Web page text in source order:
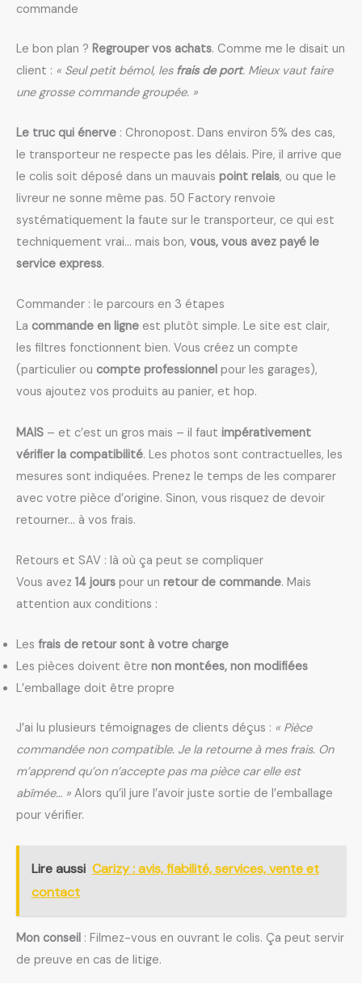
commande
Le bon plan ? Regrouper vos achats. Comme me le disait un
client : « Seul petit bémol, les frais de port. Mieux vaut faire
une grosse commande groupée. »
Le truc qui énerve : Chronopost. Dans environ 5% des cas,
le transporteur ne respecte pas les délais. Pire, il arrive que
le colis soit déposé dans un mauvais point relais, ou que le
livreur ne sonne même pas. 50 Factory renvoie
systématiquement la faute sur le transporteur, ce qui est
techniquement vrai… mais bon, vous, vous avez payé le
service express.
Commander : le parcours en 3 étapes
La commande en ligne est plutôt simple. Le site est clair,
les filtres fonctionnent bien. Vous créez un compte
(particulier ou compte professionnel pour les garages),
vous ajoutez vos produits au panier, et hop.
MAIS – et c’est un gros mais – il faut impérativement
vérifier la compatibilité. Les photos sont contractuelles, les
mesures sont indiquées. Prenez le temps de les comparer
avec votre pièce d’origine. Sinon, vous risquez de devoir
retourner… à vos frais.
Retours et SAV : là où ça peut se compliquer
Vous avez 14 jours pour un retour de commande. Mais
attention aux conditions :
Les frais de retour sont à votre charge
Les pièces doivent être non montées, non modifiées
L’emballage doit être propre
J’ai lu plusieurs témoignages de clients déçus : « Pièce
commandée non compatible. Je la retourne à mes frais. On
m’apprend qu’on n’accepte pas ma pièce car elle est
abîmée… » Alors qu’il jure l’avoir juste sortie de l’emballage
pour vérifier.
Lire aussi Carizy : avis, fiabilité, services, vente et
contact
Mon conseil : Filmez-vous en ouvrant le colis. Ça peut servir
de preuve en cas de litige.